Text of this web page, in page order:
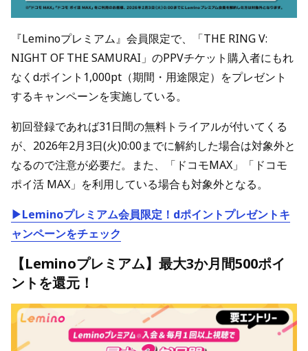
『Leminoプレミアム』会員限定で、「THE RING V:
NIGHT OF THE SAMURAI」のPPVチケット購入者にもれ
なくdポイント1,000pt（期間・用途限定）をプレゼント
するキャンペーンを実施している。
初回登録であれば31日間の無料トライアルが付いてくる
が、2026年2月3日(火)0:00までに解約した場合は対象外と
なるので注意が必要だ。また、「ドコモMAX」「ドコモ
ポイ活 MAX」を利用している場合も対象外となる。
▶Leminoプレミアム会員限定！dポイントプレゼントキ
ャンペーンをチェック
【Leminoプレミアム】最大3か月間500ポイ
ントを還元！